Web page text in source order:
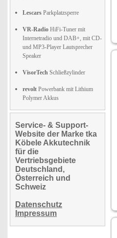
Lescars Parkplatzsperre
VR-Radio HiFi-Tuner mit
Internetradio und DAB+, mit CD-
und MP3-Player Lautsprecher
Speaker
VisorTech Schließzylinder
revolt Powerbank mit Lithium
Polymer Akkus
Service- & Support-
Website der Marke tka
Köbele Akkutechnik
für die
Vertriebsgebiete
Deutschland,
Österreich und
Schweiz
Datenschutz
Impressum